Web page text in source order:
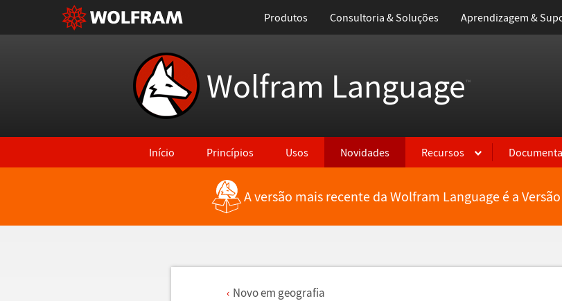
Produtos Consultoria & Soluções Aprendizagem &
Wolfram Language™
Início Princípios Usos Novidades Recursos
A versão mais recente da Wolfram Language é a
Novo em geografia